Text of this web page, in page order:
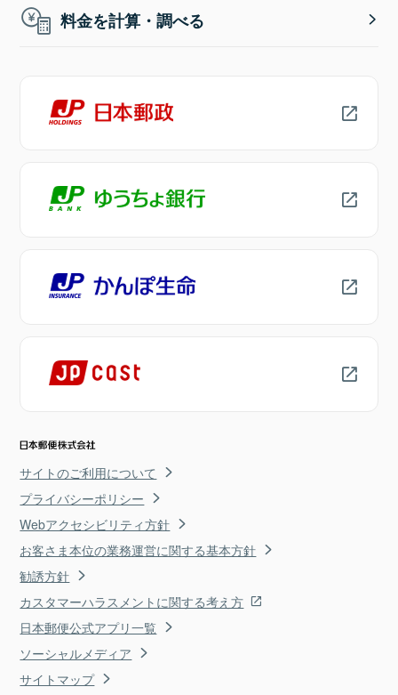
料金を計算・調べる
サイトのご利用について
プライバシーポリシー
Webアクセシビリティ方針
お客さま本位の業務運営に関する基本方針
勧誘方針
カスタマーハラスメントに関する考え方
日本郵便公式アプリ一覧
ソーシャルメディア
サイトマップ